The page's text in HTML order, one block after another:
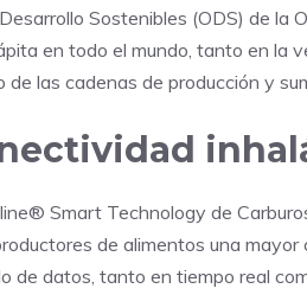
Sostenibles (ODS) de la
en todo el mundo, tanto en la
las cadenas de producción y
Smart Technology de
de alimentos una
de datos, tanto en tiempo real